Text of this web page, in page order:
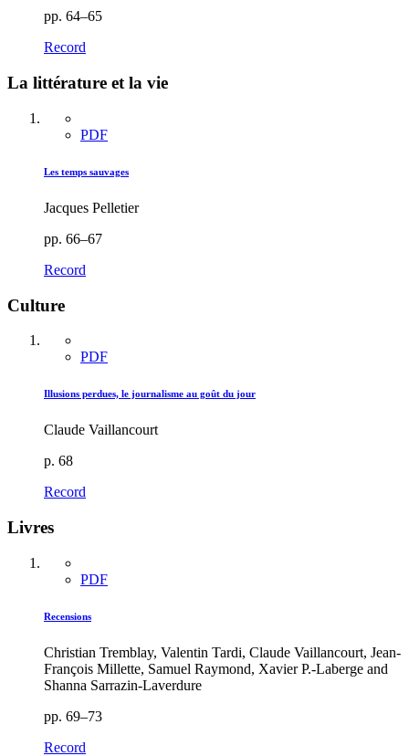
pp. 64–65
Record
La littérature et la vie
PDF
Les temps sauvages
Jacques Pelletier
pp. 66–67
Record
Culture
PDF
Illusions perdues, le journalisme au goût du jour
Claude Vaillancourt
p. 68
Record
Livres
PDF
Recensions
Christian Tremblay, Valentin Tardi, Claude Vaillancourt, Jean-
François Millette, Samuel Raymond, Xavier P.-Laberge and
Shanna Sarrazin-Laverdure
pp. 69–73
Record